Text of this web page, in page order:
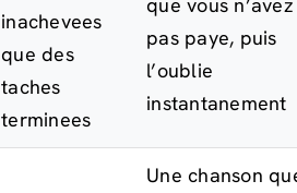
inachevees
que des
taches
terminees
pas paye, puis
l’oublie
instantanement
Une chanson